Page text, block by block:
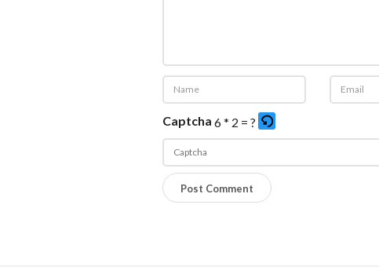
Captcha 6 * 2 = ?
P